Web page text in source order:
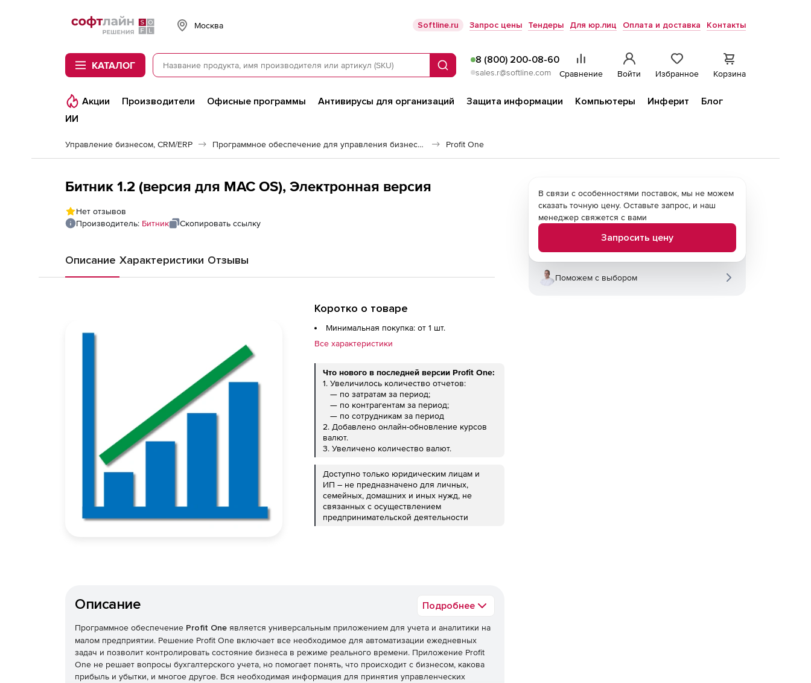
Softline
Москва Softline.ru Запрос цены Тендеры Для юр.лиц Оплата и доставка Контакты
КАТАЛОГ Поиск
8 (800) 200-08-60
sales.r@softline.com Сравнение Войти Избранное Корзина
Акции Производители Офисные программы Антивирусы для организаций Защита информации Компьютеры Инферит
Блог
ИИ
Управление бизнесом, CRM/ERP Программное обеспечение для управления бизнесом Profit One
Битник 1.2 (версия для MAC OS), Электронная версия
Нет отзывов
Производитель: Битник Скопировать ссылку
Описание Характеристики Отзывы
Коротко о товаре
Минимальная покупка: от 1 шт.
Все характеристики
Что нового в последней версии Profit One:
1. Увеличилось количество отчетов:
— по затратам за период;
— по контрагентам за период;
— по сотрудникам за период
2. Добавлено онлайн-обновление курсов
валют.
3. Увеличено количество валют.
Доступно только юридическим лицам и
ИП – не предназначено для личных,
семейных, домашних и иных нужд, не
связанных с осуществлением
предпринимательской деятельности
Описание Подробнее
Программное обеспечение Profit One является универсальным приложением для учета и аналитики на
малом предприятии. Решение Profit One включает все необходимое для автоматизации ежедневных
задач и позволит контролировать состояние бизнеса в режиме реального времени. Приложение Profit
One не решает вопросы бухгалтерского учета, но помогает понять, что происходит с бизнесом, какова
прибыль и убытки, и многое другое. Вся необходимая информация для принятия управленческих
В связи с особенностями поставок, мы не можем
сказать точную цену. Оставьте запрос, и наш
менеджер свяжется с вами
Запросить цену
Поможем с выбором